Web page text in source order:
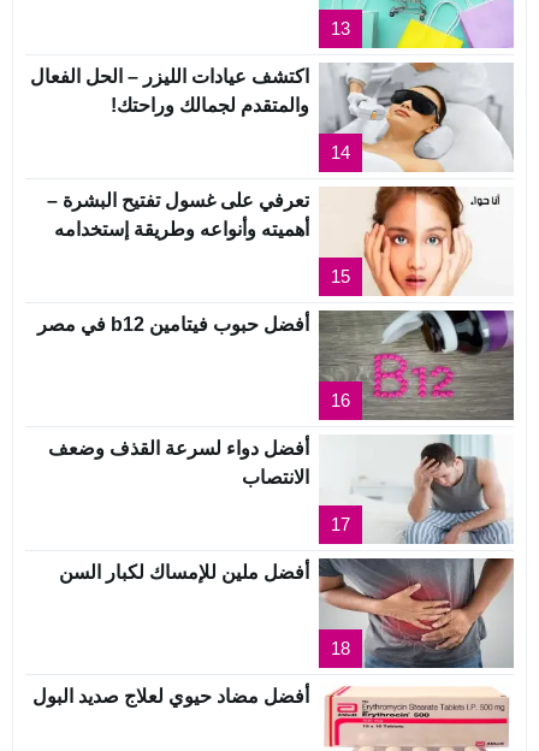
13
14
اكتشف عيادات الليزر – الحل الفعال
والمتقدم لجمالك وراحتك!
15
تعرفي على غسول تفتيح البشرة –
أهميته وأنواعه وطريقة إستخدامه
16
أفضل حبوب فيتامين b12 في مصر
17
أفضل دواء لسرعة القذف وضعف
الانتصاب
18
أفضل ملين للإمساك لكبار السن
أفضل مضاد حيوي لعلاج صديد البول